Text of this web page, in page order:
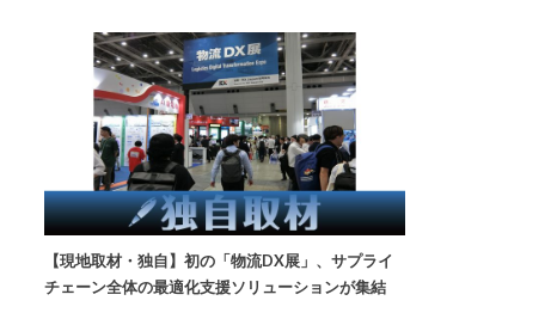
【現地取材・独自】初の「物流DX展」、サプライ
チェーン全体の最適化支援ソリューションが集結